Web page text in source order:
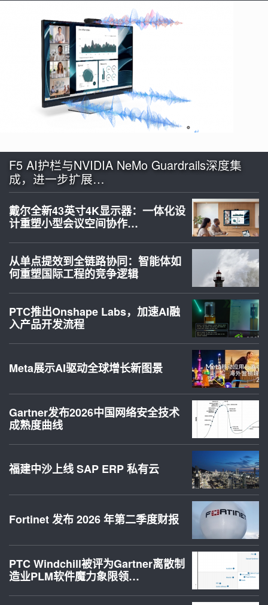
F5 AI护栏与NVIDIA NeMo Guardrails深度集
成，进一步扩展…
戴尔全新43英寸4K显示器：一体化设
计重塑小型会议空间协作…
从单点提效到全链路协同：智能体如
何重塑国际工程的竞争逻辑
PTC推出Onshape Labs，加速AI融
入产品开发流程
Meta展示AI驱动全球增长新图景
Gartner发布2026中国网络安全技术
成熟度曲线
福建中沙上线 SAP ERP 私有云
Fortinet 发布 2026 年第二季度财报
PTC Windchill被评为Gartner离散制
造业PLM软件魔力象限领…